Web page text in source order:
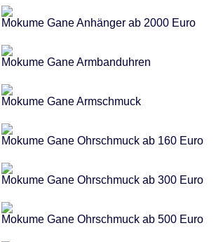
Mokume Gane Anhänger ab 2000 Euro
Mokume Gane Armbanduhren
Mokume Gane Armschmuck
Mokume Gane Ohrschmuck ab 160 Euro
Mokume Gane Ohrschmuck ab 300 Euro
Mokume Gane Ohrschmuck ab 500 Euro